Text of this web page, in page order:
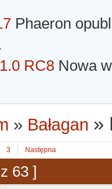
Phaeron
RC8 Nowa
» Bałagan »
3 Następna
63 ]